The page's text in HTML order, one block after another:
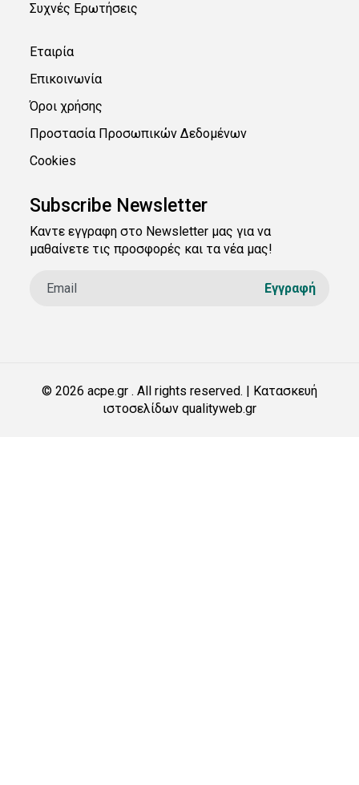
Συχνές Ερωτήσεις
Εταιρία
Επικοινωνία
Όροι χρήσης
Προστασία Προσωπικών Δεδομένων
Cookies
Subscribe Newsletter
Καντε εγγραφη στο Newsletter μας για να
μαθαίνετε τις προσφορές και τα νέα μας!
© 2026 acpe.gr . All rights reserved. | Κατασκευή
ιστοσελίδων qualityweb.gr